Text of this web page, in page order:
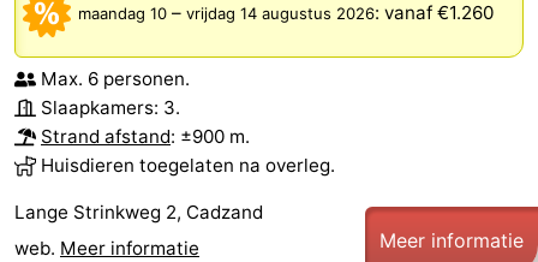
maandag 10 – vrijdag 14 augustus 2026: vanaf €1.260
Max. 6 personen.
Slaapkamers: 3.
Strand afstand: ±900 m.
Huisdieren toegelaten na overleg.
Lange Strinkweg 2, Cadzand
web. Meer informatie Meer informatie